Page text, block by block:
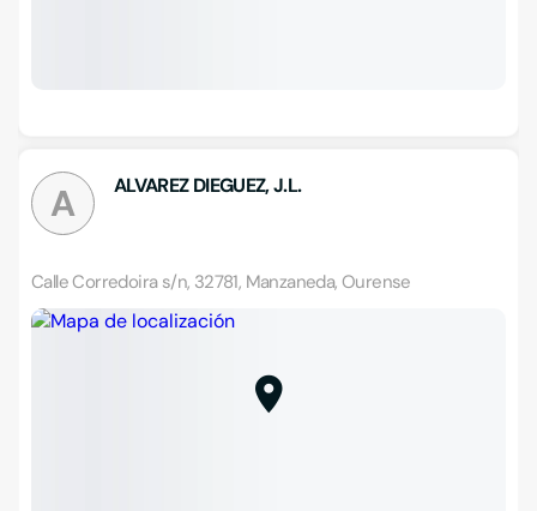
A ALVAREZ DIEGUEZ, J.L.
Calle Corredoira s/n, 32781, Manzaneda, Ourense